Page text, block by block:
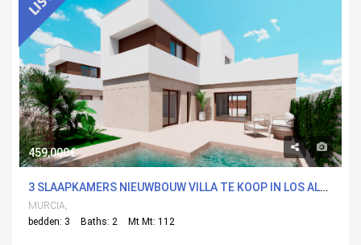
459,000€
3 SLAAPKAMERS NIEUWBOUW VILLA TE KOOP IN LOS ALCÃ¡ZARES, MURCIA MET ZWEMBAD
MURCIA,
bedden: 3
Baths: 2 Mt Mt: 112